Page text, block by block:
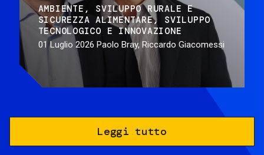
AMBIENTE
SVILUPPO RURALE E
SICUREZZA ALIMENTARE
SVILUPPO
TECNOLOGICO E INNOVAZIONE
01 Luglio 2026 Paolo Bray, Riccardo Giacomessi
Leggi tutto